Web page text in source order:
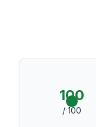
100
/ 100